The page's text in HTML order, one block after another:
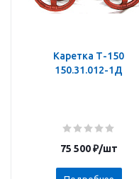
Каретка Т-150
150.31.012-1Д
75 500₽/шт